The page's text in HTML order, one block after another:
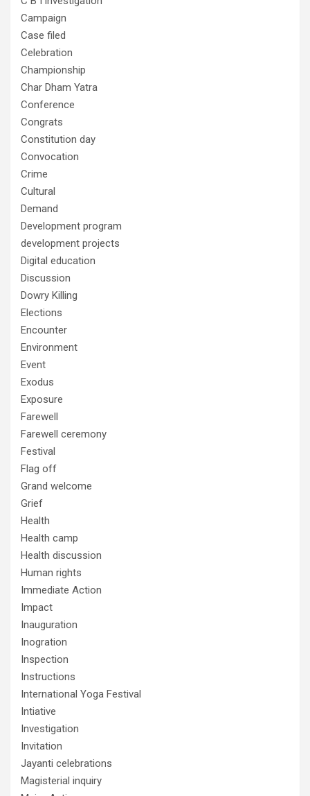
Campaign
Case filed
Celebration
Championship
Char Dham Yatra
Conference
Congrats
Constitution day
Convocation
Crime
Cultural
Demand
Development program
development projects
Digital education
Discussion
Dowry Killing
Elections
Encounter
Environment
Event
Exodus
Exposure
Farewell
Farewell ceremony
Festival
Flag off
Grand welcome
Grief
Health
Health camp
Health discussion
Human rights
Immediate Action
Impact
Inauguration
Inogration
Inspection
Instructions
International Yoga Festival
Intiative
Investigation
Invitation
Jayanti celebrations
Magisterial inquiry